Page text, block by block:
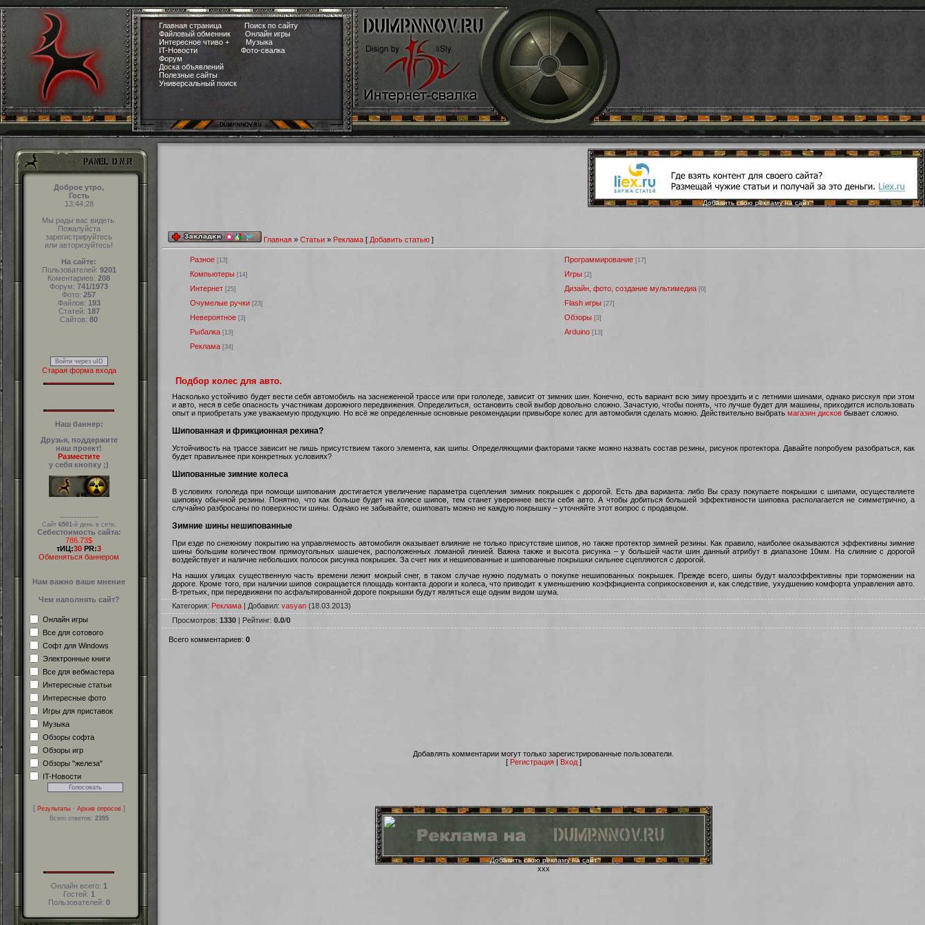
Главная страница
Поиск по сайту
Файловый обменник
Онлайн игры
Интересное чтиво +
Музыка
IT-Новости
Фото-свалка
Форум
Доска объявлений
Полезные сайты
Универсальный поиск
Доброе утро,
Гость
13:44:28
Мы рады вас видеть.
Пожалуйста
зарегистрируйтесь
или авторизуйтесь!
На сайте:
Пользователей: 9201
Коментариев: 208
Форум: 741/1973
Фото: 257
Файлов: 193
Статей: 187
Сайтов: 80
Войти через uID
Старая форма входа
Наш баннер:
Друзья, поддержите
наш проект!
Разместите
у себя кнопку ;)
--------------
Сайт 6501 -й день в сети.
Себестоимость сайта:
786.73$
тИЦ:30 PR:3
Обменяться баннером
Нам важно ваше мнение
Чем наполнять сайт?
Онлайн игры
Все для сотового
Софт для Windows
Электронные книги
Все для вебмастера
Интересные статьи
Интересные фото
Игры для приставок
Музыка
Обзоры софта
Обзоры игр
Обзоры "железа"
IT-Новости
[ Результаты· Архив опросов]
Всего ответов: 2395
Онлайн всего: 1
Гостей: 1
Пользователей: 0
Добавить свою рекламу на сайт
Главная » Статьи » Реклама [ Добавить статью ]
Разное [13] Программирование [17]
Компьютеры [14] Игры [2]
Интернет [25] Дизайн, фото, создание мультимедиа [0]
Очумелые ручки [23] Flash игры [27]
Невероятное [3] Обзоры [3]
Рыбалка [13] Arduino [13]
Реклама [34]
Подбор колес для авто.
Насколько устойчиво будет вести себя автомобиль на заснеженной трассе или при гололеде, зависит от зимних шин. Конечно, есть вариант всю зиму проездить и с летними шинами, однако рисскуя при этом
и авто, неся в себе опасность участникам дорожного передвижения. Определиться, остановить свой выбор довольно сложно. Зачастую, чтобы понять, что лучше будет для машины, приходится использовать
опыт и приобретать уже уважаемую продукцию. Но всё же определенные основные рекомендации привыборе колес для автомобиля сделать можно. Действительно выбрать магазин дисков бывает сложно.
Шипованная и фрикционная рехина?
Устойчивость на трассе зависит не лишь присутствием такого элемента, как шипы. Определяющими факторами также можно назвать состав резины, рисунок протектора. Давайте попробуем разобраться, как
будет правильнее при конкретных условиях?
Шипованные зимние колеса
В условиях гололеда при помощи шипования достигается увеличение параметра сцепления зимних покрышек с дорогой. Есть два варианта: либо Вы сразу покупаете покрышки с шипами, осуществляете
шиповку обычной резины. Понятно, что как больше будет на колесе шипов, тем станет увереннее вести себя авто. А чтобы добиться большей эффективности шиповка располагается не симметрично, а
случайно разбросаны по поверхности шины. Однако не забывайте, ошиповать можно не каждую покрышку – уточняйте этот вопрос с продавцом.
Зимние шины нешипованные
При езде по снежному покрытию на управляемость автомобиля оказывает влияние не только присутствие шипов, но также протектор зимней резины. Как правило, наиболее оказываются эффективны зимние
шины большим количеством прямоугольных шашечек, расположенных ломаной линией. Важна также и высота рисунка – у большей части шин данный атрибут в диапазоне 10мм. На слияние с дорогой
воздействует и наличие небольших полосок рисунка покрышек. За счет них и нешипованные и шипованные покрышки сильнее сцепляются с дорогой.
На наших улицах существенную часть времени лежит мокрый снег, в таком случае нужно подумать о покупке нешипованных покрышек. Прежде всего, шипы будут малоэффективны при торможении на
дороге. Кроме того, при наличии шипов сокращается площадь контакта дороги и колеса, что приводит к уменьшению коэффициента соприкосковения и, как следствие, ухудшению комфорта управления авто.
В-третьих, при передвижени по асфальтированной дороге покрышки будут являться еще одним видом шума.
Категория: Реклама | Добавил: vasyan (18.03.2013)
Просмотров: 1330 | Рейтинг: 0.0/0
Всего комментариев: 0
Добавлять комментарии могут только зарегистрированные пользователи.
[ Регистрация| Вход]
Добавить свою рекламу на сайт
ххх